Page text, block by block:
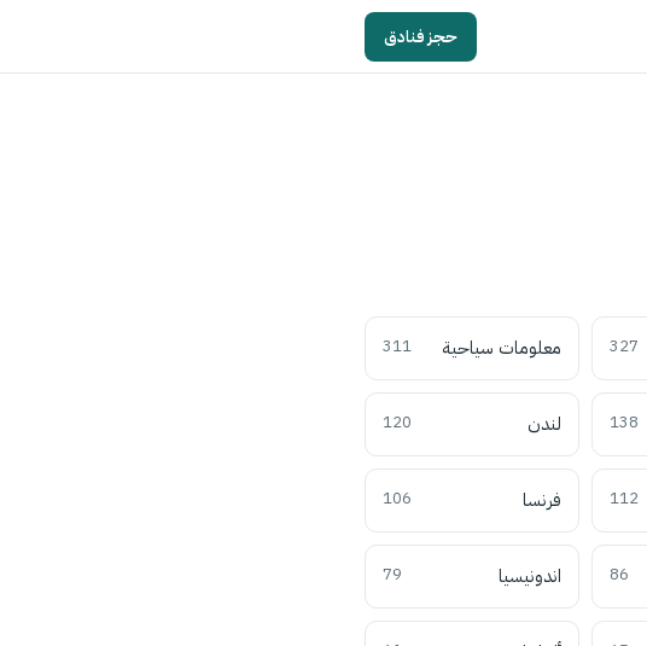
حجز فنادق
327 معلومات سياحية 311
138 لندن 120
112 فرنسا 106
86 اندونيسيا 79